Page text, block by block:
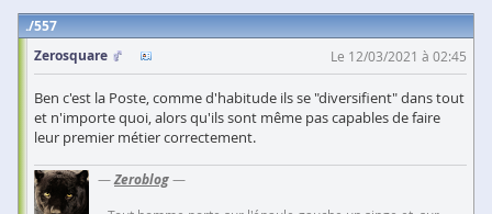
557
Zerosquare
Le 12/03/2021 à 02:45
Ben c'est la Poste, comme d'habitude ils se "diversifient" dans tout
et n'importe quoi, alors qu'ils sont même pas capables de faire
leur premier métier correctement.
—Zeroblog—